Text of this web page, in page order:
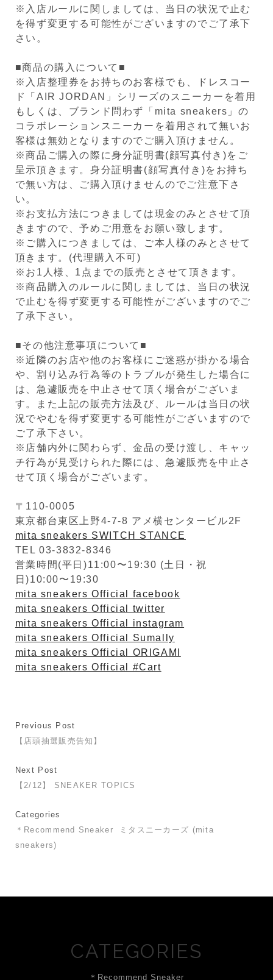
※入店ルールに関しましては、当日の状況で止む
を得ず変更する可能性がございますのでご了承下
さい。
■商品の購入について■
※入店整理券をお持ちのお客様でも、ドレスコー
ド「AIR JORDAN」シリーズのスニーカーを着用
もしくは、ブランド問わず「mita sneakers」の
コラボレーションスニーカーを着用されて無いお
客様は無効となりますのでご購入頂けません。
※商品ご購入の際に身分証明書(顔写真付き)をご
呈示頂きます。身分証明書(顔写真付き)をお持ち
で無い方は、ご購入頂けませんのでご注意下さ
い。
※お支払方法につきましては現金のみとさせて頂
きますので、予めご用意をお願い致します。
※ご購入につきましては、ご本人様のみとさせて
頂きます。(代理購入不可)
※お1人様、1点までの販売とさせて頂きます。
※商品購入のルールに関しましては、当日の状況
で止むを得ず変更する可能性がございますのでご
了承下さい。
■その他注意事項について■
※近隣のお店や他のお客様にご迷惑が掛かる場合
や、割り込み行為等のトラブルが発生した場合に
は、急遽販売を中止させて頂く場合がございま
す。また上記の販売方法及び、ルールは当日の状
況でやむを得ず変更する可能性がございますので
ご了承下さい。
※店舗内外に関わらず、金品の受け渡し、キャッ
チ行為が見受けられた際には、急遽販売を中止さ
せて頂く場合がございます。
〒110-0005
東京都台東区上野4-7-8 アメ横センタービル2F
mita sneakers SWITCH STANCE
TEL 03-3832-8346
営業時間(平日)11:00〜19:30 (土日・祝
日)10:00〜19:30
mita sneakers Official facebook
mita sneakers Official twitter
mita sneakers Official instagram
mita sneakers Official Sumally
mita sneakers Official ORIGAMI
mita sneakers Official #Cart
Previous Post
【店頭抽選販売告知】
Next Post
【2/12】 SNEAKER TOPICS
Categories
＊Recommend Sneaker
ミタスニーカーズ (mita
sneakers)
CATEGORIES
＊Recommend Sneaker